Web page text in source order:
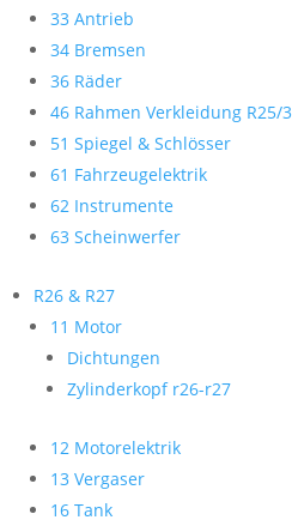
33 Antrieb
34 Bremsen
36 Räder
46 Rahmen Verkleidung R25/3
51 Spiegel & Schlösser
61 Fahrzeugelektrik
62 Instrumente
63 Scheinwerfer
R26 & R27
11 Motor
Dichtungen
Zylinderkopf r26-r27
12 Motorelektrik
13 Vergaser
16 Tank